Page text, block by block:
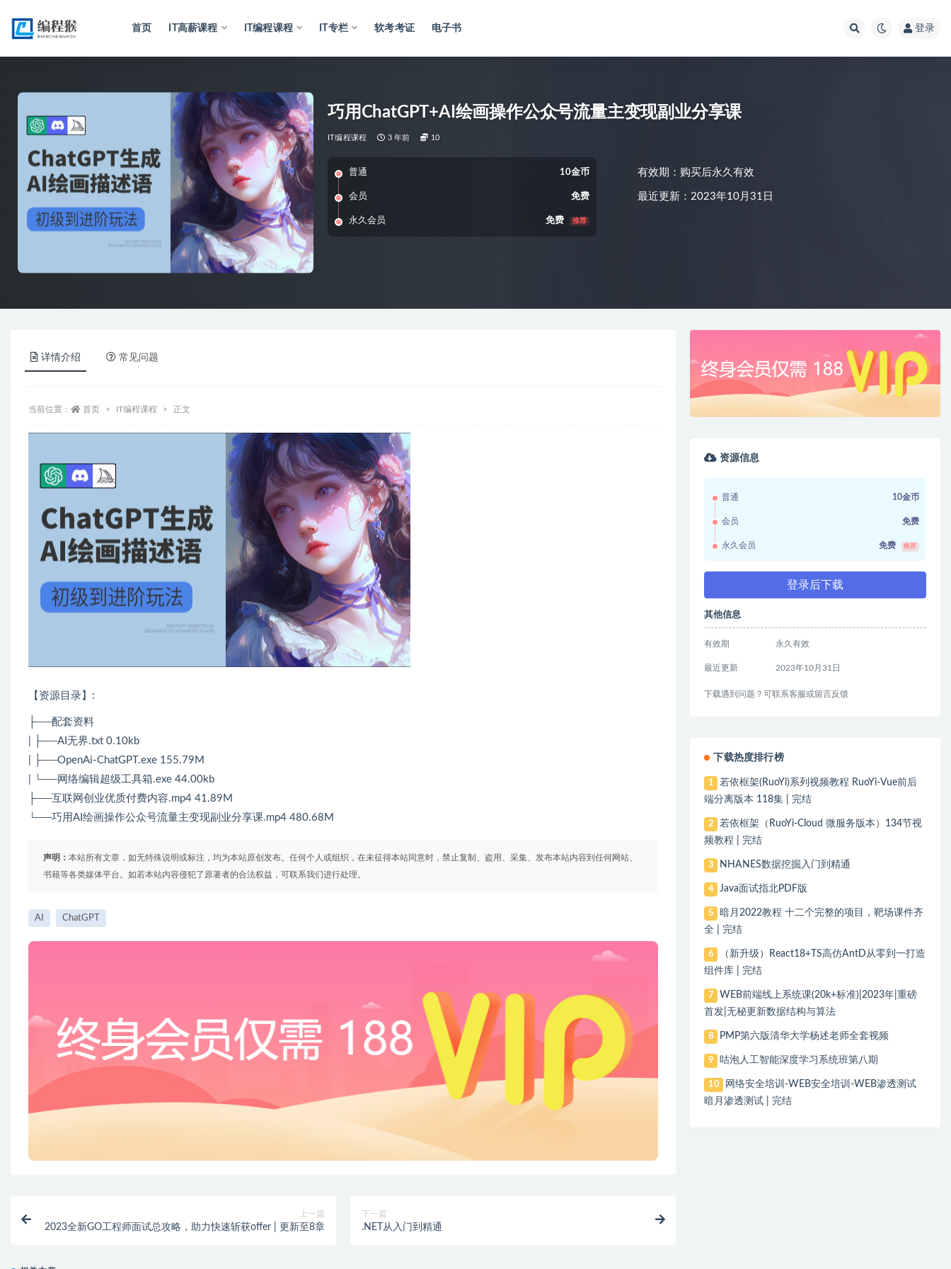
首页 IT高薪课程 IT编程课程 IT专栏 软考考证 电子书 登录
巧用ChatGPT+AI绘画操作公众号流量主变现副业分享课
IT编程课程 3 年前 10
普通 10金币
会员 免费
永久会员 免费 推荐
有效期：购买后永久有效
最近更新：2023年10月31日
详情介绍 常见问题
当前位置： 首页 IT编程课程 正文
【资源目录】:
├──配套资料
| ├──AI无界.txt 0.10kb
| ├──OpenAi-ChatGPT.exe 155.79M
| └──网络编辑超级工具箱.exe 44.00kb
├──互联网创业优质付费内容.mp4 41.89M
└──巧用AI绘画操作公众号流量主变现副业分享课.mp4 480.68M
声明： 本站所有文章，如无特殊说明或标注，均为本站原创发布。任何个人或组织，在未征得本站同意时，禁止复制、盗用、采集、发布本站内容到任何网站、
书籍等各类媒体平台。如若本站内容侵犯了原著者的合法权益，可联系我们进行处理。
AI ChatGPT
上一篇
2023全新GO工程师面试总攻略，助力快速斩获offer | 更新至8章
下一篇
.NET从入门到精通
资源信息
普通 10金币
会员 免费
永久会员 免费 推荐
登录后下载
其他信息
有效期 永久有效
最近更新 2023年10月31日
下载遇到问题？可联系客服或留言反馈
下载热度排行榜
1
若依框架(RuoYi)系列视频教程 RuoYi-Vue前后
端分离版本 118集 | 完结
2
若依框架（RuoYi-Cloud 微服务版本）134节视
频教程 | 完结
3 NHANES数据挖掘入门到精通
4 Java面试指北PDF版
5
暗月2022教程 十二个完整的项目，靶场课件齐
全 | 完结
6
（新升级）React18+TS高仿AntD从零到一打造
组件库 | 完结
7
WEB前端线上系统课(20k+标准)|2023年|重磅
首发|无秘更新数据结构与算法
8 PMP第六版清华大学杨述老师全套视频
9 咕泡人工智能深度学习系统班第八期
10
网络安全培训-WEB安全培训-WEB渗透测试
暗月渗透测试 | 完结